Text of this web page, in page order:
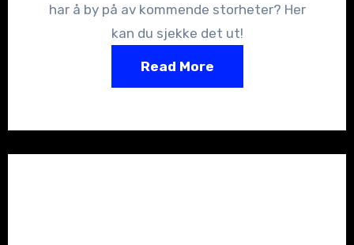
har å by på av kommende storheter? Her
kan du sjekke det ut!
Read More